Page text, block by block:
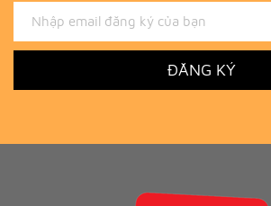
ĐĂNG KÝ